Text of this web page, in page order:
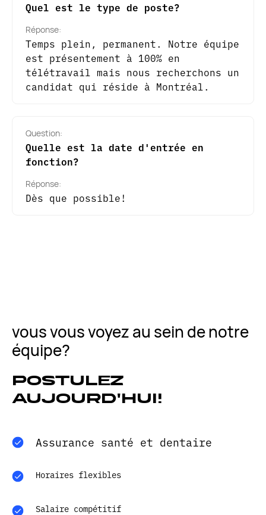
Quel est le type de poste?
Réponse:
Temps plein, permanent. Notre équipe
est présentement à 100% en
télétravail mais nous recherchons un
candidat qui réside à Montréal.
Question:
Quelle est la date d'entrée en
fonction?
Réponse:
Dès que possible!
vous vous voyez au sein de notre
équipe?
postulez
aujourd'hui!
Assurance santé et dentaire
Horaires flexibles
Salaire compétitif